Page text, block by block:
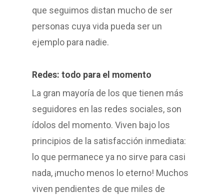
que seguimos distan mucho de ser
personas cuya vida pueda ser un
ejemplo para nadie.
Redes: todo para el momento
La gran mayoría de los que tienen más
seguidores en las redes sociales, son
ídolos del momento. Viven bajo los
principios de la satisfacción inmediata:
lo que permanece ya no sirve para casi
nada, ¡mucho menos lo eterno! Muchos
viven pendientes de que miles de